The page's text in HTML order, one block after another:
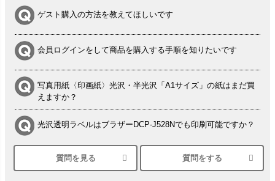
ゲスト購入の方法を教えてほしいです
会員ログインをして商品を購入する手順を知りたいです
写真用紙〈印画紙〉光沢・半光沢「A1サイズ」の紙はまだ買
えますか？
光沢透明ラベルはブラザーDCP-J528Nでも印刷可能ですか？
シルバーペーパーにEPSON EP-30VAで印刷するときの設定
は？
質問を見る 質問をする